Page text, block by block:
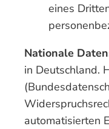
eines
Nationale
in Deutschland.
automatisierten